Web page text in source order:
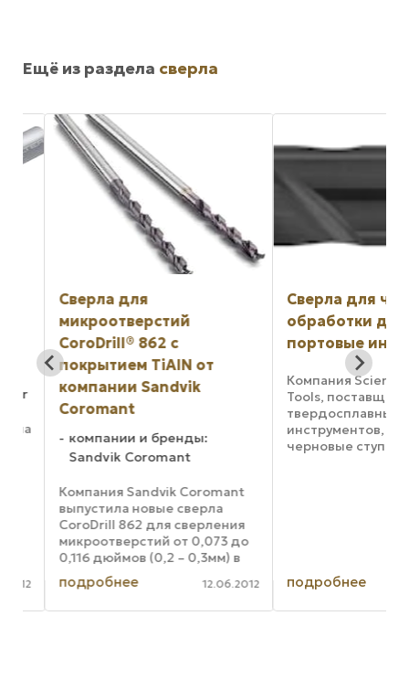
Ещё из раздела сверла
Сверла для
микроотверстий
CoroDrill® 862 с
покрытием TiAlN от
компании Sandvik
Coromant
компании и бренды:
Sandvik Coromant
Компания Sandvik Coromant
выпустила новые сверла
CoroDrill 862 для сверления
микроотверстий от 0,073 до
0,116 дюймов (0,2 – 0,3мм) в
диаметре. Тонкое покрытие
TiAlN позволяет сохранить
геометрию режущей кромки и
подробнее 12.06.2012
Сверла для
обработки
портовые
Компания Scientific
Tools, поставщик
твердосплавных
инструментов,
черновые
подробнее